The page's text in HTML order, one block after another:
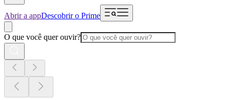
Abrir a appDescobrir o Prime
O que você quer ouvir?